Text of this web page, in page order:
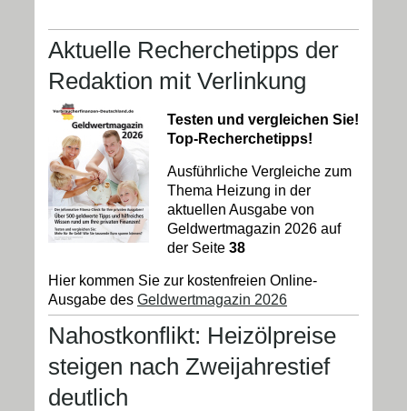
Aktuelle Recherchetipps der
Redaktion mit Verlinkung
Testen und vergleichen Sie!
Top-Recherchetipps!
Ausführliche Vergleiche zum
Thema Heizung in der
aktuellen Ausgabe von
Geldwertmagazin 2026 auf
der Seite 38
Hier kommen Sie zur kostenfreien Online-
Ausgabe des Geldwertmagazin 2026
Nahostkonflikt: Heizölpreise
steigen nach Zweijahrestief
deutlich